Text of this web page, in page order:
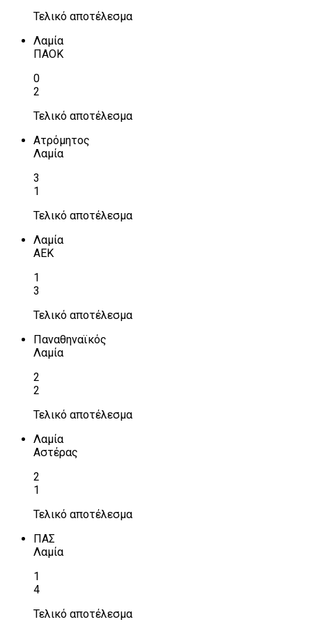
Τελικό αποτέλεσμα
Λαμία
ΠΑΟΚ
0
2
Τελικό αποτέλεσμα
Ατρόμητος
Λαμία
3
1
Τελικό αποτέλεσμα
Λαμία
ΑΕΚ
1
3
Τελικό αποτέλεσμα
Παναθηναϊκός
Λαμία
2
2
Τελικό αποτέλεσμα
Λαμία
Αστέρας
2
1
Τελικό αποτέλεσμα
ΠΑΣ
Λαμία
1
4
Τελικό αποτέλεσμα